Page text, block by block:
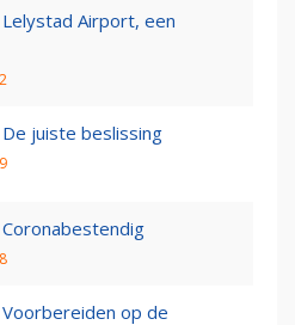
Lelystad Airport, een
juiste beslissing
Voorbereiden op de